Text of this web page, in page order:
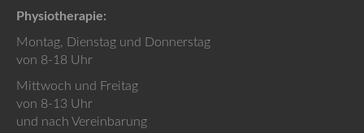
Physiotherapie:
Montag, Dienstag und Donnerstag
von 8-18 Uhr
Mittwoch und Freitag
von 8-13 Uhr
und nach Vereinbarung